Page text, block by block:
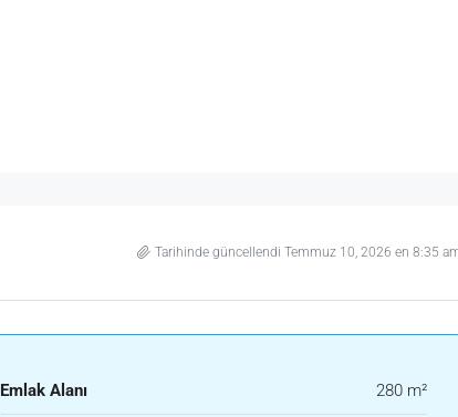
Tarihinde güncellendi Temmuz 10, 2026 en 8:35
Emlak Alanı 280 m²